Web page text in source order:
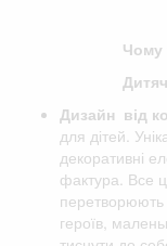
Чому
Дизайн від
для дітей.
декоративні
фактура. Все
героїв,